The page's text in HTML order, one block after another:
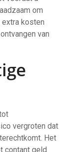
om
kosten
van
vergroten dat
Het
contant geld